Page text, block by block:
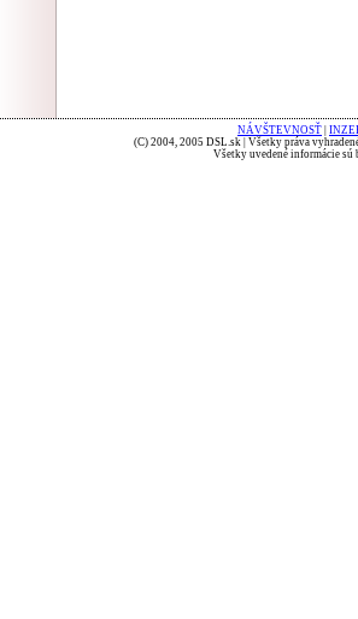
NÁVŠTEVNOSŤ
(C) 2004, 2005 DSL.sk | Všetky práva
Všetky uvedené informácie sú